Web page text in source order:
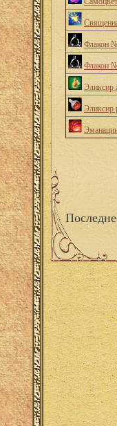
Флакон
Флакон
Эликсир
Эликсир